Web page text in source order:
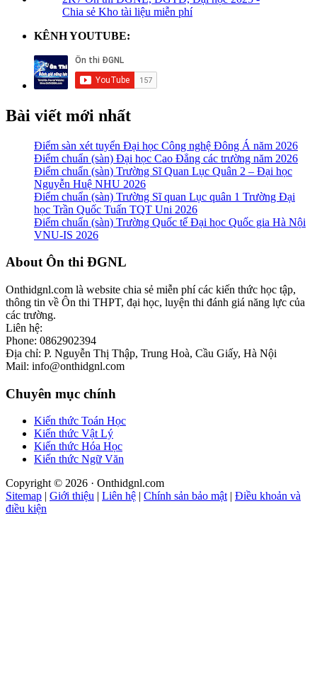
Chia sẻ Kho tài liệu miễn phí
KÊNH YOUTUBE:
Bài viết mới nhất
Điểm sàn xét tuyển Đại học Công nghệ Đông Á năm 2026
Điểm chuẩn (sàn) Đại học Cao Đẳng các trường năm 2026
Điểm chuẩn (sàn) Trường Sĩ Quan Lục Quân 2 – Đại học
Nguyễn Huệ NHU 2026
Điểm chuẩn (sàn) Trường Sĩ quan Lục quân 1 Trường Đại
học Trần Quốc Tuấn TQT Uni 2026
Điểm chuẩn (sàn) Trường Quốc tế Đại học Quốc gia Hà Nội
VNU-IS 2026
Footer
About Ôn thi ĐGNL
Onthidgnl.com là website chia sẻ miễn phí các kiến thức học tập,
thông tin về Ôn thi THPT, đại học, luyện thi đánh giá năng lực của
các trường.
Liên hệ:
Phone: 0862902394
Địa chỉ: P. Nguyễn Thị Thập, Trung Hoà, Cầu Giấy, Hà Nội
Mail: info@onthidgnl.com
Chuyên mục chính
Kiến thức Toán Học
Kiến thức Vật Lý
Kiến thức Hóa Học
Kiến thức Ngữ Văn
Copyright © 2026 · Onthidgnl.com
Sitemap | Giới thiệu | Liên hệ | Chính sản bảo mật| Điều khoản và
điều kiện